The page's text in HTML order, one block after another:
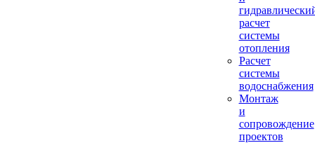
расчет
системы
отопления
Расчет
системы
водоснабжения
Монтаж
и
сопровождение
проектов